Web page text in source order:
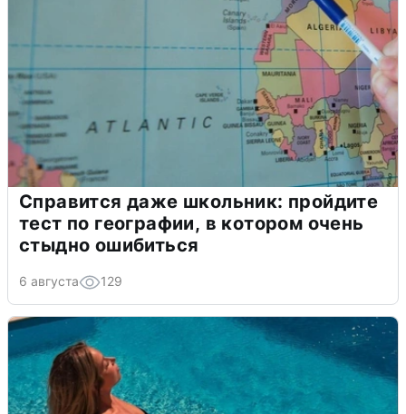
Справится даже школьник: пройдите
тест по географии, в котором очень
стыдно ошибиться
6 августа 129